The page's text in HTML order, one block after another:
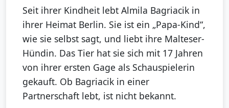
Seit ihrer Kindheit lebt Almila Bagriacik in
ihrer Heimat Berlin. Sie ist ein „Papa-Kind“,
wie sie selbst sagt, und liebt ihre Malteser-
Hündin. Das Tier hat sie sich mit 17 Jahren
von ihrer ersten Gage als Schauspielerin
gekauft. Ob Bagriacik in einer
Partnerschaft lebt, ist nicht bekannt.